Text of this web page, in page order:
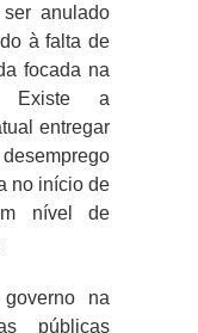
anulado
à falta de
focada na
Existe a
entregar
no início de
nível de
na
públicas